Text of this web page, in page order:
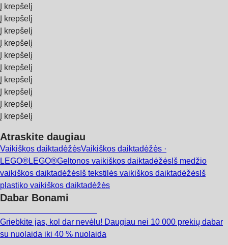
Į krepšelį
Į krepšelį
Į krepšelį
Į krepšelį
Į krepšelį
Į krepšelį
Į krepšelį
Į krepšelį
Į krepšelį
Į krepšelį
Atraskite daugiau
Vaikiškos daiktadėžėsVaikiškos daiktadėžės ·
LEGO®LEGO®Geltonos vaikiškos daiktadėžės Iš medžio
vaikiškos daiktadėžės Iš tekstilės vaikiškos daiktadėžės Iš
plastiko vaikiškos daiktadėžės
Dabar Bonami
Griebkite jas, kol dar nevėlu! Daugiau nei 10 000 prekių dabar
su nuolaida iki 40 % nuolaida